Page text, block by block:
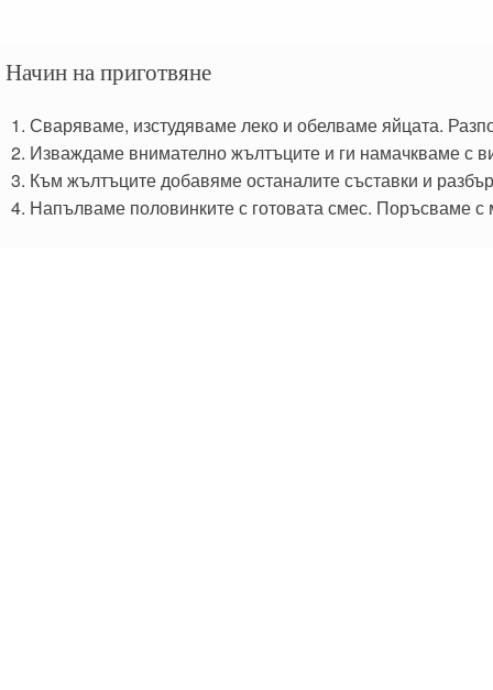
Начин на приготвяне
Сваряваме, изстудяваме леко и обелваме яйцата.
Изваждаме внимателно жълтъците и ги намачкваме с
Към жълтъците добавяме останалите съставки и
Напълваме половинките с готовата смес. Поръсваме с